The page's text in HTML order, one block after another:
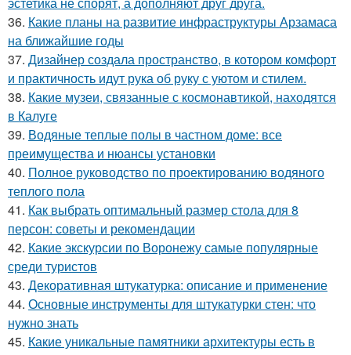
36. Какие планы на развитие инфраструктуры Арзамаса
на ближайшие годы
37. Дизайнер создала пространство, в котором комфорт
и практичность идут рука об руку с уютом и стилем.
38. Какие музеи, связанные с космонавтикой, находятся
в Калуге
39. Водяные теплые полы в частном доме: все
преимущества и нюансы установки
40. Полное руководство по проектированию водяного
теплого пола
41. Как выбрать оптимальный размер стола для 8
персон: советы и рекомендации
42. Какие экскурсии по Воронежу самые популярные
среди туристов
43. Декоративная штукатурка: описание и применение
44. Основные инструменты для штукатурки стен: что
нужно знать
45. Какие уникальные памятники архитектуры есть в